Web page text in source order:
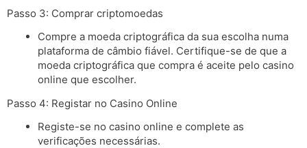
Passo 3: Comprar criptomoedas
Compre a moeda criptográfica da sua escolha numa
plataforma de câmbio fiável. Certifique-se de que a
moeda criptográfica que compra é aceite pelo casino
online que escolher.
Passo 4: Registar no Casino Online
Registe-se no casino online e complete as
verificações necessárias.